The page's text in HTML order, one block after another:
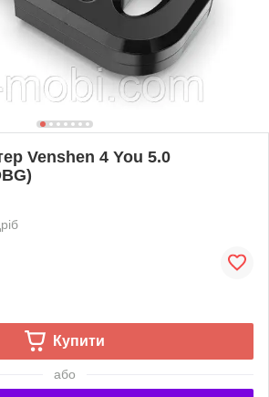
Venshen 4 You 5.0
Купити
або